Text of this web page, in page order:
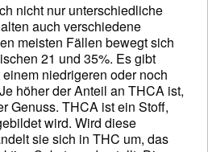
nicht nur unterschiedliche
auch verschiedene
meisten Fällen bewegt sich
21 und 35%. Es gibt
niedrigeren oder noch
höher der Anteil an THCA ist,
Genuss. THCA ist ein Stoff,
wird. Wird diese
sie sich in THC um, das